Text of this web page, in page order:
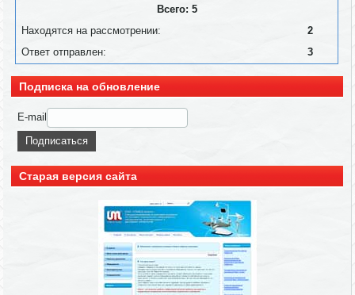
Всего: 5
Находятся на рассмотрении:
2
Ответ отправлен:
3
Подписка на обновление
E-mail
Старая версия сайта